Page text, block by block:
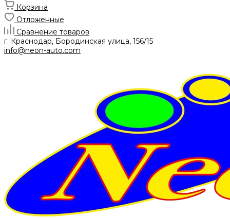
Корзина
Отложенные
Сравнение товаров
г. Краснодар, Бородинская улица, 156/15
info@neon-auto.com